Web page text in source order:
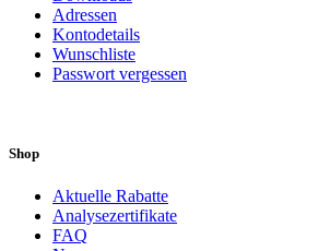
Adressen
Kontodetails
Wunschliste
Passwort vergessen
Shop
Aktuelle Rabatte
Analysezertifikate
FAQ